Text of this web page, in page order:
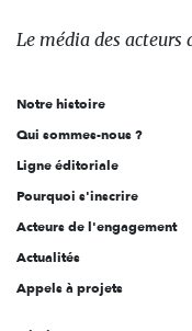
des
l'engagement
Le média des acteurs
Notre histoire
Qui sommes-nous ?
Ligne éditoriale
Pourquoi s'inscrire
Acteurs de l'engagement
Actualités
Appels à projets